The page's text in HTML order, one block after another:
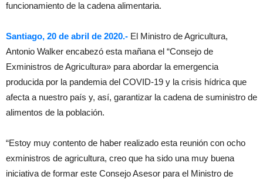
funcionamiento de la cadena alimentaria.
Santiago, 20 de abril de 2020.- El Ministro de Agricultura,
Antonio Walker encabezó esta mañana el “Consejo de
Exministros de Agricultura» para abordar la emergencia
producida por la pandemia del COVID-19 y la crisis hídrica que
afecta a nuestro país y, así, garantizar la cadena de suministro de
alimentos de la población.
“Estoy muy contento de haber realizado esta reunión con ocho
exministros de agricultura, creo que ha sido una muy buena
iniciativa de formar este Consejo Asesor para el Ministro de